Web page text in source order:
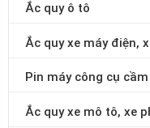
Ắc quy ô tô
Ắc quy xe máy điện,
Pin máy công cụ
Ắc quy xe mô tô, xe